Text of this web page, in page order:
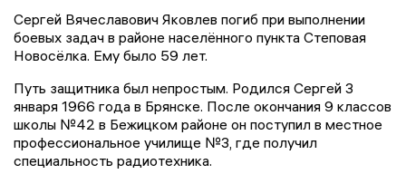
Сергей Вячеславович Яковлев погиб при выполнении
боевых задач в районе населённого пункта Степовая
Новосёлка. Ему было 59 лет.
Путь защитника был непростым. Родился Сергей 3
января 1966 года в Брянске. После окончания 9 классов
школы №42 в Бежицком районе он поступил в местное
профессиональное училище №3, где получил
специальность радиотехника.